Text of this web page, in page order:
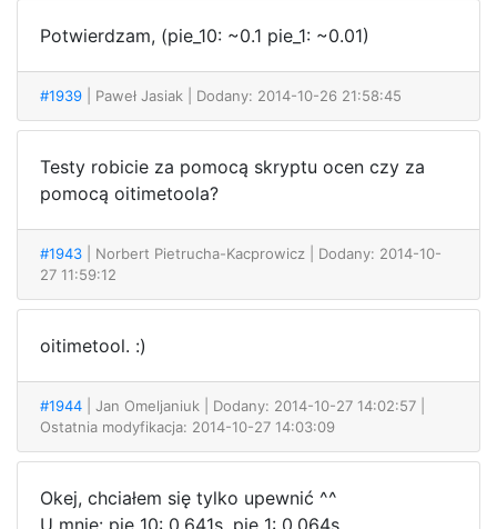
Potwierdzam, (pie_10: ~0.1 pie_1: ~0.01)
#1939 | Paweł Jasiak | Dodany: 2014-10-26 21:58:45
Testy robicie za pomocą skryptu ocen czy za
pomocą oitimetoola?
#1943 | Norbert Pietrucha-Kacprowicz
| Dodany: 2014-10-
27 11:59:12
oitimetool. :)
#1944 | Jan Omeljaniuk
| Dodany: 2014-10-27 14:02:57 |
Ostatnia modyfikacja: 2014-10-27 14:03:09
Okej, chciałem się tylko upewnić ^^
U mnie: pie_10: 0.641s, pie_1: 0.064s